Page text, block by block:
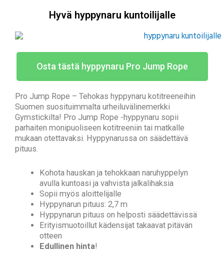
Hyvä hyppynaru kuntoilijalle
Osta tästä hyppynaru Pro Jump Rope
Pro Jump Rope – Tehokas hyppynaru kotitreeneihin
Suomen suosituimmalta urheiluvälinemerkki
Gymstickilta! Pro Jump Rope -hyppynaru sopii
parhaiten monipuoliseen kotitreeniin tai matkalle
mukaan otettavaksi. Hyppynarussa on säädettävä
pituus.
Kohota hauskan ja tehokkaan naruhyppelyn
avulla kuntoasi ja vahvista jalkalihaksia
Sopii myös aloittelijalle
Hyppynarun pituus: 2,7 m
Hyppynarun pituus on helposti säädettävissä
Erityismuotoillut kädensijat takaavat pitävän
otteen
Edullinen hinta!